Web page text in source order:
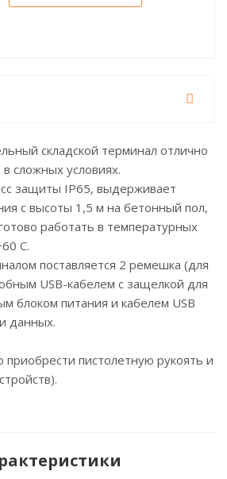
складской терминал отлично
сложных условиях.
защиты IP65, выдерживает
с высоты 1,5 м на бетонный пол,
работать в температурных
С.
поставляется 2 ремешка (для
USB-кабелем с защелкой для
блоком питания и кабелем USB
данных.
пистолетную рукоять и